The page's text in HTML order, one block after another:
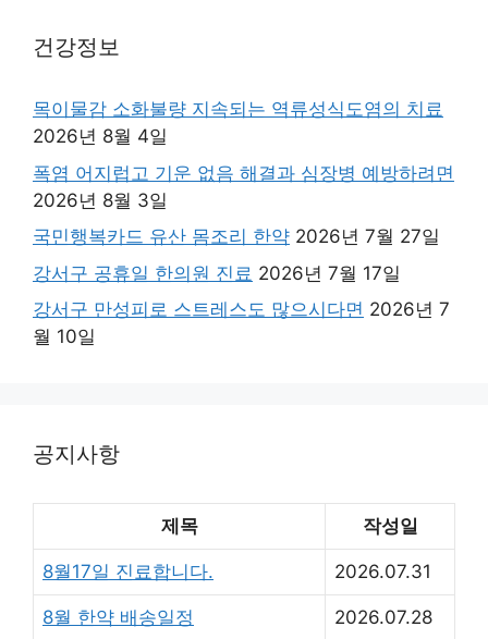
건강정보
목이물감 소화불량 지속되는 역류성식도염의 치료
2026년 8월 4일
폭염 어지럽고 기운 없음 해결과 심장병 예방하려면
2026년 8월 3일
국민행복카드 유산 몸조리 한약 2026년 7월 27일
강서구 공휴일 한의원 진료 2026년 7월 17일
강서구 만성피로 스트레스도 많으시다면 2026년 7
월 10일
공지사항
제목 작성일
8월17일 진료합니다. 2026.07.31
8월 한약 배송일정 2026.07.28